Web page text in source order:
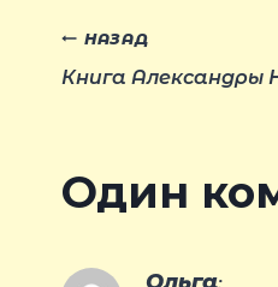
записям
НАЗАД
Книга Александры
Один
Ольга